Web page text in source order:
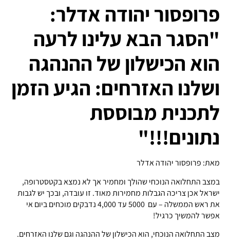
פרופסור יהודה אדלר:
"הסגר הבא עלינו לרעה
הוא הכישלון של ההנהגה
ושלנו האזרחים: הגיע הזמן
לתכנית מבוססת
נתונים!!!"‏
מאת: פרופסור יהודה אדלר
‏במצב התחלואה הנוכחי שהולך ומחמיר אך לא נמצא בקטסטרופה,
ישראל אכן צריכה הגבלות מחמירות מאוד. זו עובדה, ובכך יש לגבות
את ראש הממשלה – עם 5000 עד 4,000 נדבקים מוכחים ביום אי
אפשר להמשיך כרגיל!
מצב התחלואה הנוכחי, הוא הכישלון של ההנהגה וגם שלנו האזרחים.